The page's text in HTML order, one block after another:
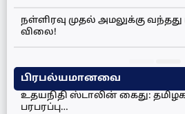
நள்ளிரவு முதல் அமலுக்கு வந்தது
விலை!
பிரபல்யமானவை
உதயநிதி ஸ்டாலின் கைது:
பரபரப்பு…